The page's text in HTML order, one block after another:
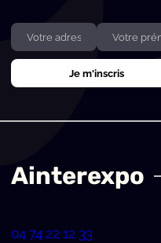
Ainterexpo
04 74 22 12 33